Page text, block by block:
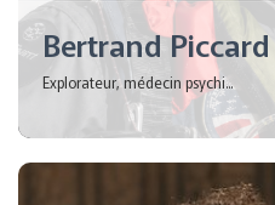
Bertrand Piccard
Explorateur, médecin psychi...